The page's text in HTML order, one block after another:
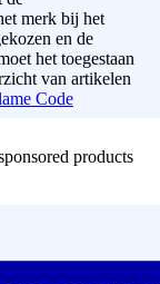
merk bij het
en de
het toegestaan
van artikelen
Code
products